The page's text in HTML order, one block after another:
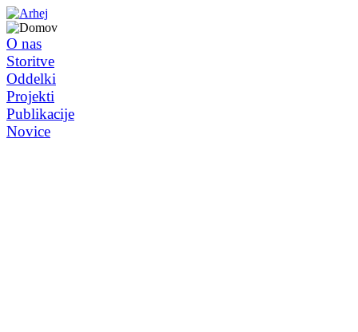
O nas
Storitve
Oddelki
Projekti
Publikacije
Novice